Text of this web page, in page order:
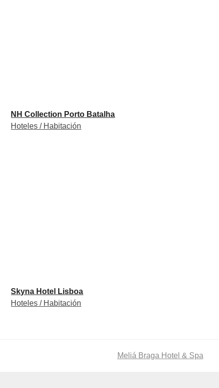
NH Collection Porto Batalha
Hoteles / Habitación
Skyna Hotel Lisboa
Hoteles / Habitación
next
Meliá Braga Hotel & Spa